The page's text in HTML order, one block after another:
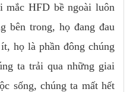
mắc HFD bề ngoài luôn
bên trong, họ đang đau
họ là phần đông chúng
ta trải qua những giai
sống, chúng ta mất hết